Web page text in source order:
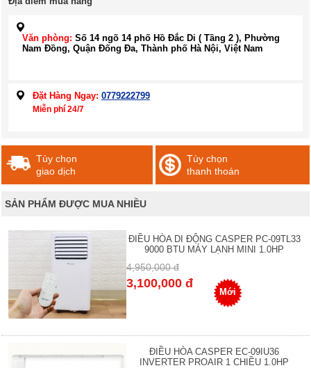
Văn phòng: Số 14 ngõ 14 phố Hồ Đắc Di ( Tầng 2 ), Phường
Nam Đồng, Quận Đống Đa, Thành phố Hà Nội, Việt Nam
Đặt Hàng Ngay: 0779222799
Miễn phí 24/7
Tùy chọn
giao dịch
Tùy chọn
thanh thoán
SẢN PHẨM ĐƯỢC MUA NHIỀU
ĐIỀU HÒA DI ĐỘNG CASPER PC-09TL33
9000 BTU MÁY LẠNH MINI 1.0HP
4,950,000 đ
3,100,000 đ
Mới
ĐIỀU HÒA CASPER EC-09IU36
INVERTER PROAIR 1 CHIỀU 1.0HP